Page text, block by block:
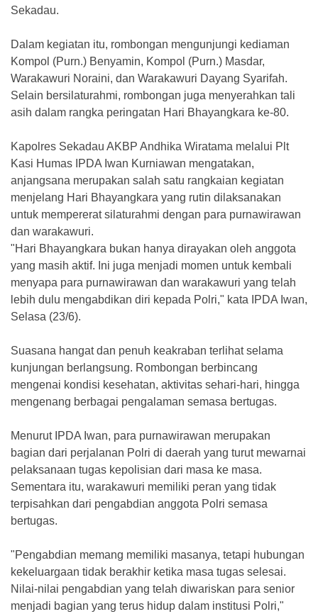
Sekadau.
Dalam kegiatan itu, rombongan mengunjungi kediaman
Kompol (Purn.) Benyamin, Kompol (Purn.) Masdar,
Warakawuri Noraini, dan Warakawuri Dayang Syarifah.
Selain bersilaturahmi, rombongan juga menyerahkan tali
asih dalam rangka peringatan Hari Bhayangkara ke-80.
Kapolres Sekadau AKBP Andhika Wiratama melalui Plt
Kasi Humas IPDA Iwan Kurniawan mengatakan,
anjangsana merupakan salah satu rangkaian kegiatan
menjelang Hari Bhayangkara yang rutin dilaksanakan
untuk mempererat silaturahmi dengan para purnawirawan
dan warakawuri.
"Hari Bhayangkara bukan hanya dirayakan oleh anggota
yang masih aktif. Ini juga menjadi momen untuk kembali
menyapa para purnawirawan dan warakawuri yang telah
lebih dulu mengabdikan diri kepada Polri," kata IPDA Iwan,
Selasa (23/6).
Suasana hangat dan penuh keakraban terlihat selama
kunjungan berlangsung. Rombongan berbincang
mengenai kondisi kesehatan, aktivitas sehari-hari, hingga
mengenang berbagai pengalaman semasa bertugas.
Menurut IPDA Iwan, para purnawirawan merupakan
bagian dari perjalanan Polri di daerah yang turut mewarnai
pelaksanaan tugas kepolisian dari masa ke masa.
Sementara itu, warakawuri memiliki peran yang tidak
terpisahkan dari pengabdian anggota Polri semasa
bertugas.
"Pengabdian memang memiliki masanya, tetapi hubungan
kekeluargaan tidak berakhir ketika masa tugas selesai.
Nilai-nilai pengabdian yang telah diwariskan para senior
menjadi bagian yang terus hidup dalam institusi Polri,"